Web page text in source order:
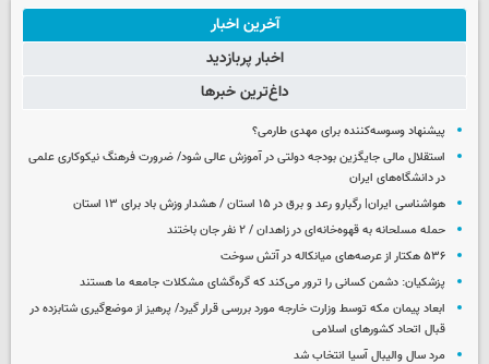
آخرین اخبار
اخبار پربازدید
داغ‌ترین خبرها
پیشنهاد وسوسه‌کننده برای مهدی طارمی؟
استقلال مالی جایگزین بودجه دولتی در آموزش عالی شود/ ضرورت فرهنگ نیکوکاری علمی
در دانشگاه‌های ایران
هواشناسی ایران| رگبارو رعد و برق در ۱۵ استان / هشدار وزش باد برای ۱۳ استان‌
حمله مسلحانه به قهوه‌خانه‌ای در زاهدان / ۲ نفر جان باختند
۵۳۶ هکتار از عرصه‌های میانکاله در آتش سوخت
پزشکیان: دشمن کسانی را ترور می‌کند که گره‌گشای مشکلات جامعه ما هستند
ابعاد پیمان مکه توسط وزارت خارجه مورد بررسی قرار گیرد/ پرهیز از موضع‌گیری شتابزده در
قبال اتحاد کشورهای اسلامی
مرد سال والیبال آسیا انتخاب شد